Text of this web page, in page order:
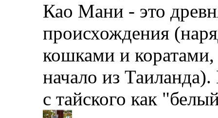
Као Мани - это
происхождения
кошками и коратами,
начало из
с тайского как